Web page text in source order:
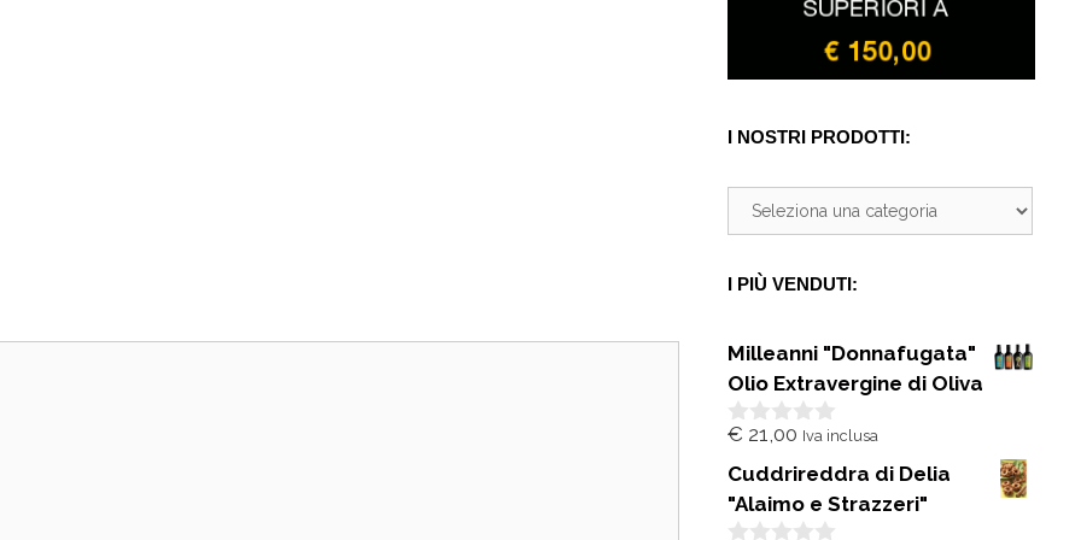
I NOSTRI PRODOTTI:
I PIÙ VENDUTI:
Milleanni "Donnafugata"
Olio Extravergine di Oliva
0
u
5
€ 21,00 Iva inclusa
Cuddrireddra di Delia
"Alaimo e Strazzeri"